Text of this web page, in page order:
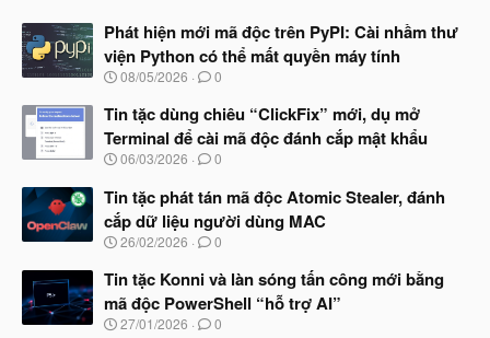
Phát hiện mới mã độc trên PyPI: Cài nhầm thư
viện Python có thể mất quyền máy tính
N
à
b
ắ
đ
ầ
u
08/05/2026 0
Tin tặc dùng chiêu “ClickFix” mới, dụ mở
Terminal để cài mã độc đánh cắp mật khẩu
N
à
y
b
ắ
đ
ầ
u
06/03/2026 0
Tin tặc phát tán mã độc Atomic Stealer, đánh
cắp dữ liệu người dùng MAC
N
à
b
ắ
26/02/2026 0
Tin tặc Konni và làn sóng tấn công mới bằng
mã độc PowerShell “hỗ trợ AI”
N
27/01/2026 0